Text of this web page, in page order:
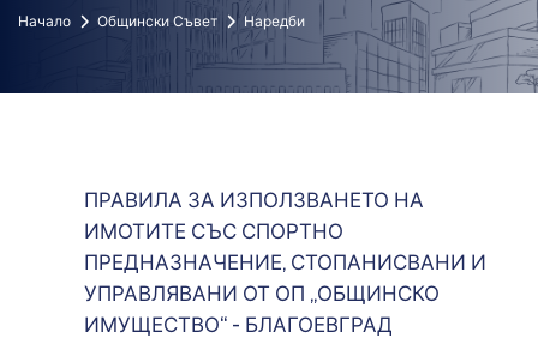
Начало Общински Съвет Наредби
ПРАВИЛА ЗА ИЗПОЛЗВАНЕТО НА
ИМОТИТЕ СЪС СПОРТНО
ПРЕДНАЗНАЧЕНИЕ, СТОПАНИСВАНИ И
УПРАВЛЯВАНИ ОТ ОП „ОБЩИНСКО
ИМУЩЕСТВО“ - БЛАГОЕВГРАД